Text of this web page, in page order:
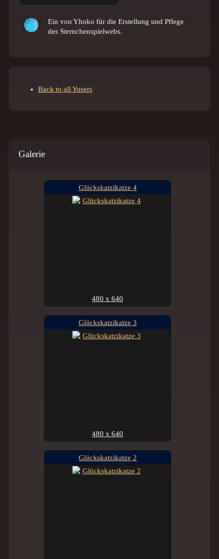
Ein von Yhoko für die Erstellung und Pflege
des Sternchenspielwebs.
Back to all Yusers
Galerie
Glückskatzikatze 4
480 x 640
Glückskatzikatze 3
480 x 640
Glückskatzikatze 2